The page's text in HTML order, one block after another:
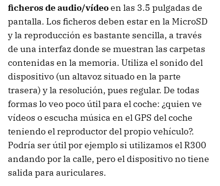
ficheros de audio/vídeoen las 3.5 pulgadas de
pantalla. Los ficheros deben estar en la MicroSD
y la reproducción es bastante sencilla, a través
de una interfaz donde se muestran las carpetas
contenidas en la memoria. Utiliza el sonido del
dispositivo (un altavoz situado en la parte
trasera) y la resolución, pues regular. De todas
formas lo veo poco útil para el coche: ¿quien ve
vídeos o escucha música en el GPS del coche
teniendo el reproductor del propio vehículo?.
Podría ser útil por ejemplo si utilizamos el R300
andando por la calle, pero el dispositivo no tiene
salida para auriculares.